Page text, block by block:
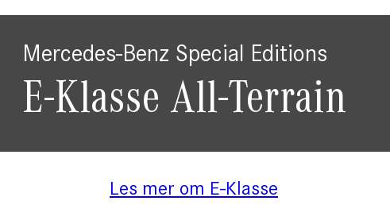
Mercedes-Benz Special Editions
E-Klasse All-Terrain
Les mer om E-Klasse